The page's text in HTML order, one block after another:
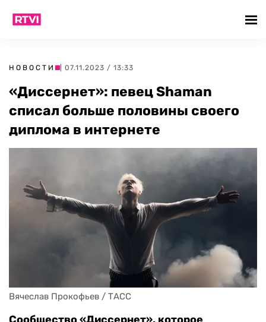
НОВОСТИ | 07.11.2023 / 13:33
«Диссернет»: певец Shaman
списал больше половины своего
диплома в интернете
Вячеслав Прокофьев / ТАСС